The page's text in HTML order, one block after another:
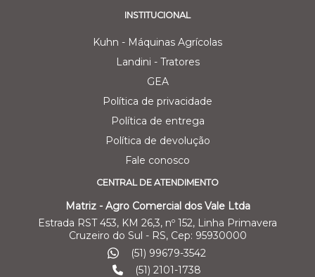
INSTITUCIONAL
Kuhn - Máquinas Agrícolas
Landini - Tratores
GEA
Política de privacidade
Política de entrega
Política de devolução
Fale conosco
CENTRAL DE ATENDIMENTO
Matriz - Agro Comercial dos Vale Ltda
Estrada RST 453, KM 26,3, nº 152, Linha Primavera
Cruzeiro do Sul - RS, Cep: 95930000
(51) 99679-3542
(51) 2101-1738